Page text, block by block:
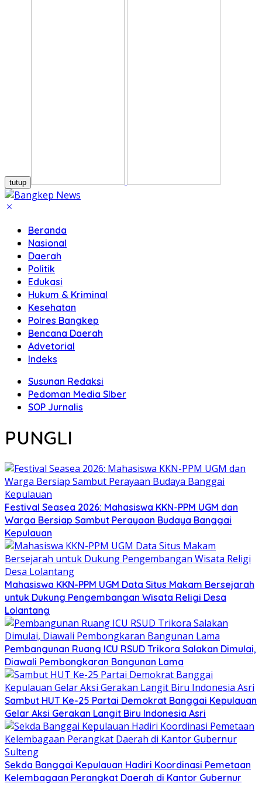
tutup
Beranda
Nasional
Daerah
Politik
Edukasi
Hukum & Kriminal
Kesehatan
Polres Bangkep
Bencana Daerah
Advetorial
Indeks
Susunan Redaksi
Pedoman Media SIber
SOP Jurnalis
PUNGLI
Festival Seasea 2026: Mahasiswa KKN-PPM UGM dan
Warga Bersiap Sambut Perayaan Budaya Banggai
Kepulauan
Mahasiswa KKN-PPM UGM Data Situs Makam Bersejarah
untuk Dukung Pengembangan Wisata Religi Desa
Lolantang
Pembangunan Ruang ICU RSUD Trikora Salakan Dimulai,
Diawali Pembongkaran Bangunan Lama
Sambut HUT Ke-25 Partai Demokrat Banggai Kepulauan
Gelar Aksi Gerakan Langit Biru Indonesia Asri
Sekda Banggai Kepulauan Hadiri Koordinasi Pemetaan
Kelembagaan Perangkat Daerah di Kantor Gubernur